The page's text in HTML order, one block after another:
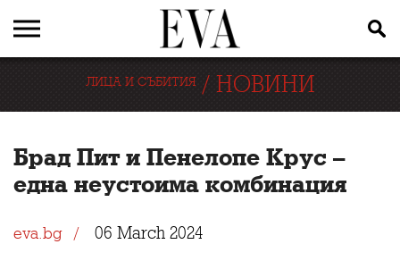
ЛИЦА И СЪБИТИЯ/ НОВИНИ
Брад Пит и Пенелопе Крус –
една неустоима комбинация
eva.bg 06 March 2024